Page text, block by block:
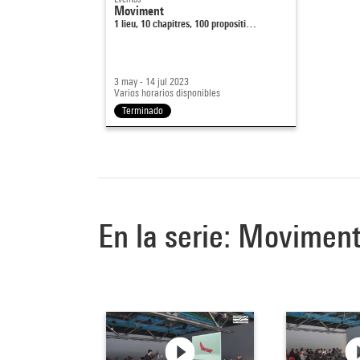
Moviment
1 lieu, 10 chapitres, 100 propositi…
3 may - 14 jul 2023
Varios horarios disponibles
Terminado
En la serie: